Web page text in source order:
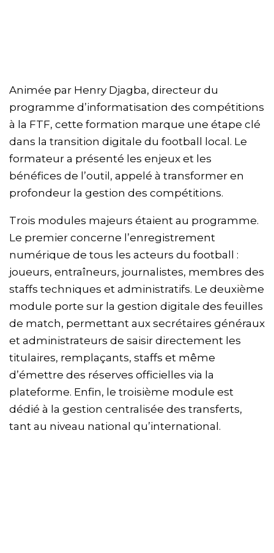
Animée par Henry Djagba, directeur du
programme d’informatisation des compétitions
à la FTF, cette formation marque une étape clé
dans la transition digitale du football local. Le
formateur a présenté les enjeux et les
bénéfices de l’outil, appelé à transformer en
profondeur la gestion des compétitions.
Trois modules majeurs étaient au programme.
Le premier concerne l’enregistrement
numérique de tous les acteurs du football :
joueurs, entraîneurs, journalistes, membres des
staffs techniques et administratifs. Le deuxième
module porte sur la gestion digitale des feuilles
de match, permettant aux secrétaires généraux
et administrateurs de saisir directement les
titulaires, remplaçants, staffs et même
d’émettre des réserves officielles via la
plateforme. Enfin, le troisième module est
dédié à la gestion centralisée des transferts,
tant au niveau national qu’international.